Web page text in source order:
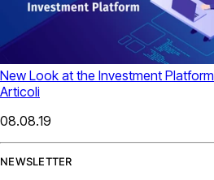
New Look at the Investment Platform
Articoli
08.08.19
NEWSLETTER